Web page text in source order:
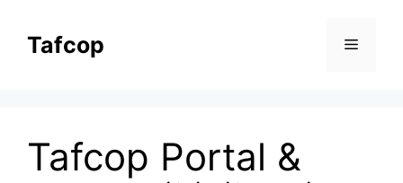
contentTafcop Menu
Tafcop Portal &